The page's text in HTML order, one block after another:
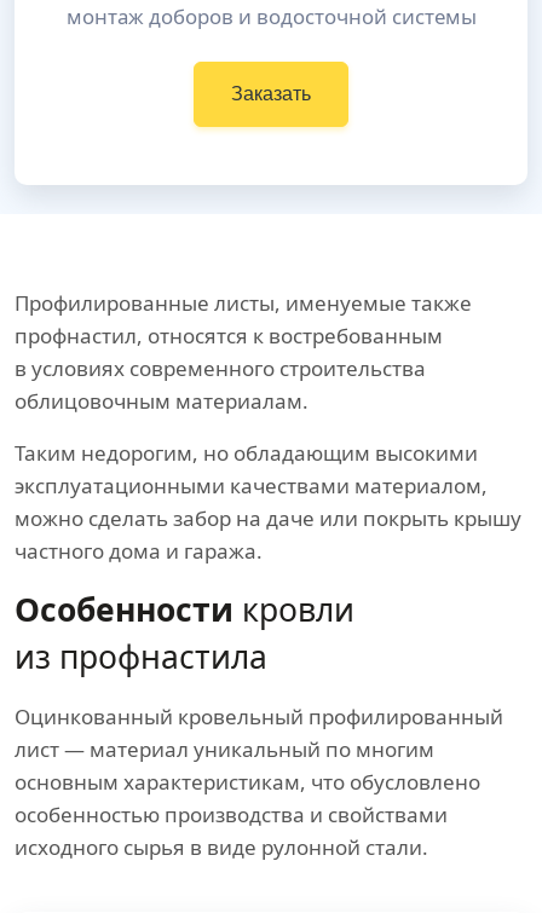
монтаж доборов и водосточной системы
Заказать
Профилированные листы, именуемые также
профнастил, относятся к востребованным
в условиях современного строительства
облицовочным материалам.
Таким недорогим, но обладающим высокими
эксплуатационными качествами материалом,
можно сделать забор на даче или покрыть крышу
частного дома и гаража.
Особенности кровли
из профнастила
Оцинкованный кровельный профилированный
лист — материал уникальный по многим
основным характеристикам, что обусловлено
особенностью производства и свойствами
исходного сырья в виде рулонной стали.